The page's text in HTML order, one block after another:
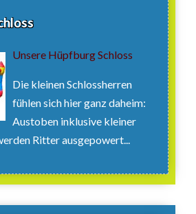
Unsere Hüpfburg Schloss
Die kleinen Schlossherren
fühlen sich hier ganz daheim:
Austoben inklusive kleiner
Ritter ausgepowert...